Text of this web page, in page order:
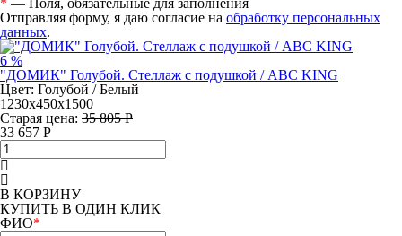
* — Поля, обязательные для заполнения
Отправляя форму, я даю согласие на обработку персональных
данных.
6 %
"ДОМИК" Голубой. Стеллаж с подушкой / ABC KING
Цвет: Голубой / Белый
1230х450х1500
Старая цена: 35 805 Р
33 657 Р
В КОРЗИНУ
КУПИТЬ В ОДИН КЛИК
ФИО*